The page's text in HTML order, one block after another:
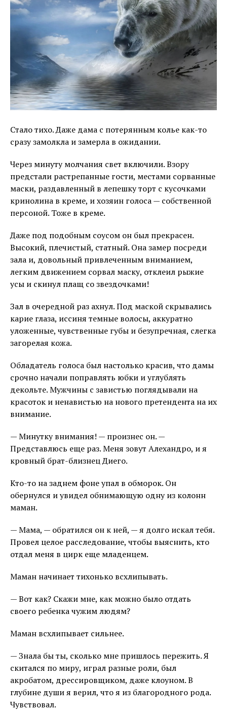
Стало тихо. Даже дама с потерянным колье как-то
сразу замолкла и замерла в ожидании.
Через минуту молчания свет включили. Взору
предстали растрепанные гости, местами сорванные
маски, раздавленный в лепешку торт с кусочками
кринолина в креме, и хозяин голоса — собственной
персоной. Тоже в креме.
Даже под подобным соусом он был прекрасен.
Высокий, плечистый, статный. Она замер посреди
зала и, довольный привлеченным вниманием,
легким движением сорвал маску, отклеил рыжие
усы и скинул плащ со звездочками!
Зал в очередной раз ахнул. Под маской скрывались
карие глаза, иссиня темные волосы, аккуратно
уложенные, чувственные губы и безупречная, слегка
загорелая кожа.
Обладатель голоса был настолько красив, что дамы
срочно начали поправлять юбки и углублять
декольте. Мужчины с завистью поглядывали на
красоток и ненавистью на нового претендента на их
внимание.
— Минутку внимания! — произнес он. —
Представлюсь еще раз. Меня зовут Алехандро, и я
кровный брат-близнец Диего.
Кто-то на заднем фоне упал в обморок. Он
обернулся и увидел обнимающую одну из колонн
маман.
— Мама, — обратился он к ней, — я долго искал тебя.
Провел целое расследование, чтобы выяснить, кто
отдал меня в цирк еще младенцем.
Маман начинает тихонько всхлипывать.
— Вот как? Скажи мне, как можно было отдать
своего ребенка чужим людям?
Маман всхлипывает сильнее.
— Знала бы ты, сколько мне пришлось пережить. Я
скитался по миру, играл разные роли, был
акробатом, дрессировщиком, даже клоуном. В
глубине души я верил, что я из благородного рода.
Чувствовал.